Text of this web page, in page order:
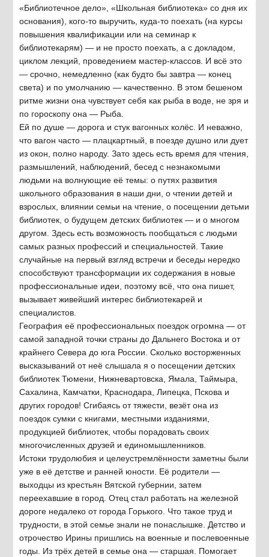
«Библиотечное дело», «Школьная библиотека» со дня их
основания), кого-то выручить, куда-то поехать (на курсы
повышения квалификации или на семинар к
библиотекарям) — и не просто поехать, а с докладом,
циклом лекций, проведением мастер-классов. И всё это
— срочно, немедленно (как будто бы завтра — конец
света) и по умолчанию — качественно. В этом бешеном
ритме жизни она чувствует себя как рыба в воде, не зря и
по гороскопу она — Рыба.
Ей по душе — дорога и стук вагонных колёс. И неважно,
что вагон часто — плацкартный, в поезде душно или дует
из окон, полно народу. Зато здесь есть время для чтения,
размышлений, наблюдений, бесед с незнакомыми
людьми на волнующие её темы: о путях развития
школьного образования в наши дни, о чтении детей и
взрослых, влиянии семьи на чтение, о посещении детьми
библиотек, о будущем детских библиотек — и о многом
другом. Здесь есть возможность пообщаться с людьми
самых разных профессий и специальностей. Такие
случайные на первый взгляд встречи и беседы нередко
способствуют трансформации их содержания в новые
профессиональные идеи, поэтому всё, что она пишет,
вызывает живейший интерес библиотекарей и
специалистов.
География её профессиональных поездок огромна — от
самой западной точки страны до Дальнего Востока и от
крайнего Севера до юга России. Сколько восторженных
высказываний от неё слышала я о посещении детских
библиотек Тюмени, Нижневартовска, Ямала, Таймыра,
Сахалина, Камчатки, Краснодара, Липецка, Пскова и
других городов! Сгибаясь от тяжести, везёт она из
поездок сумки с книгами, местными изданиями,
продукцией библиотек, чтобы порадовать своих
многочисленных друзей и единомышленников.
Истоки трудолюбия и целеустремлённости заметны были
уже в её детстве и ранней юности. Её родители —
выходцы из крестьян Вятской губернии, затем
переехавшие в город. Отец стал работать на железной
дороге недалеко от города Горького. Что такое труд и
трудности, в этой семье знали не понаслышке. Детство и
отрочество Ирины пришлись на военные и послевоенные
годы. Из трёх детей в семье она — старшая. Помогает